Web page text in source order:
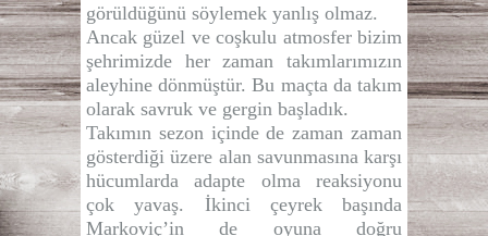
görüldüğünü söylemek yanlış olmaz.
Ancak güzel ve coşkulu atmosfer bizim
şehrimizde her zaman takımlarımızın
aleyhine dönmüştür. Bu maçta da takım
olarak savruk ve gergin başladık.
Takımın sezon içinde de zaman zaman
gösterdiği üzere alan savunmasına karşı
hücumlarda adapte olma reaksiyonu
çok yavaş. İkinci çeyrek başında
Markoviç’in de oyuna doğru